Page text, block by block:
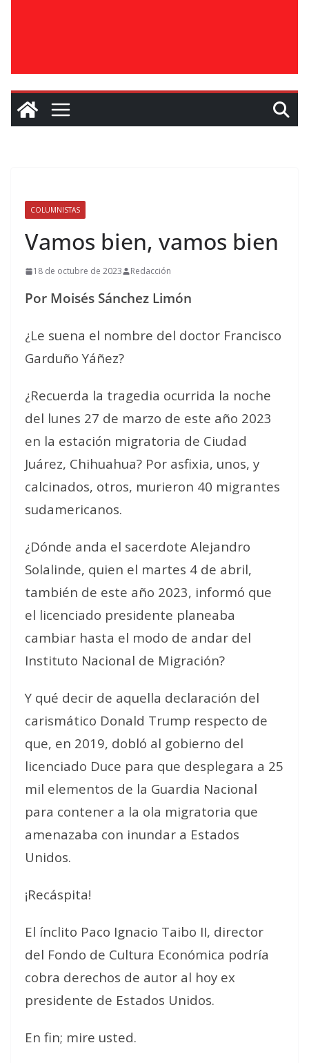
COLUMNISTAS
Vamos bien, vamos bien
18 de octubre de 2023 Redacción
Por Moisés Sánchez Limón
¿Le suena el nombre del doctor Francisco
Garduño Yáñez?
¿Recuerda la tragedia ocurrida la noche
del lunes 27 de marzo de este año 2023
en la estación migratoria de Ciudad
Juárez, Chihuahua? Por asfixia, unos, y
calcinados, otros, murieron 40 migrantes
sudamericanos.
¿Dónde anda el sacerdote Alejandro
Solalinde, quien el martes 4 de abril,
también de este año 2023, informó que
el licenciado presidente planeaba
cambiar hasta el modo de andar del
Instituto Nacional de Migración?
Y qué decir de aquella declaración del
carismático Donald Trump respecto de
que, en 2019, dobló al gobierno del
licenciado Duce para que desplegara a 25
mil elementos de la Guardia Nacional
para contener a la ola migratoria que
amenazaba con inundar a Estados
Unidos.
¡Recáspita!
El ínclito Paco Ignacio Taibo II, director
del Fondo de Cultura Económica podría
cobra derechos de autor al hoy ex
presidente de Estados Unidos.
En fin; mire usted.